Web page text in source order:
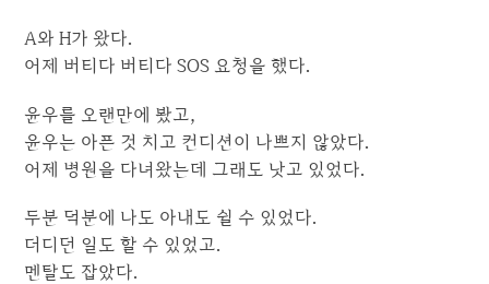
A와 H가 왔다.
어제 버티다 버티다 SOS 요청을 했다.
윤우를 오랜만에 봤고,
윤우는 아픈 것 치고 컨디션이 나쁘지 않았다.
어제 병원을 다녀왔는데 그래도 낫고 있었다.
두분 덕분에 나도 아내도 쉴 수 있었다.
더디던 일도 할 수 있었고.
멘탈도 잡았다.